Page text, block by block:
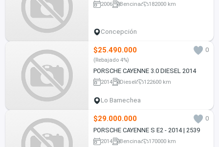
2006 Bencina 182000 km
Concepción
$25.490.000 0
(Rebajado 4%)
PORSCHE CAYENNE 3.0 DIESEL 2014
2014 Diesel 122600 km
Lo Barnechea
$29.000.000
0
PORSCHE CAYENNE S E2 - 2014 | 2539
2014 Bencina 170000 km